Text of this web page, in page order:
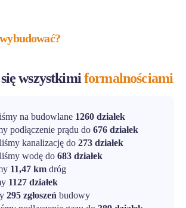
wszystkimiformalnościami
na budowlane 1260 działek
podłączenie prądu do 676 działek
kanalizację do 273 działek
wodę do 683 działek
11,47 km dróg
1127 działek
295 zgłoszeń budowy